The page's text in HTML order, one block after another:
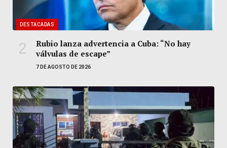
DESTACADAS
Rubio lanza advertencia a Cuba: “No hay
válvulas de escape”
7 DE AGOSTO DE 2026